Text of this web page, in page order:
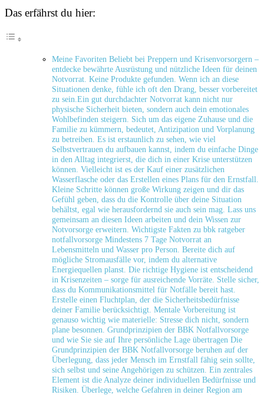
Das erfährst du hier:
Meine⁤ Favoriten Beliebt bei⁣ Preppern⁢ und Krisenvorsorgern –
entdecke bewährte Ausrüstung und nützliche Ideen für deinen
Notvorrat. Keine Produkte gefunden. Wenn ich an diese
Situationen denke, fühle ich oft den Drang, besser vorbereitet
‍zu sein.Ein gut durchdachter Notvorrat kann nicht nur
physische‌ Sicherheit bieten, sondern auch dein emotionales‍
Wohlbefinden ⁢steigern. Sich um das eigene⁢ Zuhause und die
Familie zu kümmern, bedeutet, Antizipation und Vorplanung
zu betreiben. Es ist‍ erstaunlich ​zu sehen, wie viel
Selbstvertrauen du aufbauen kannst, indem du einfache Dinge
⁤in den Alltag integrierst, die⁢ dich in einer Krise unterstützen
‌können. Vielleicht ist es der Kauf einer zusätzlichen
Wasserflasche oder das Erstellen eines Plans für den Ernstfall.
​Kleine Schritte können große Wirkung zeigen und dir das
Gefühl geben, dass du ‍die Kontrolle über deine Situation
behältst, egal wie herausfordernd sie ‌auch sein mag. Lass uns
gemeinsam an diesen⁤ Ideen arbeiten und dein ⁣Wissen zur
Notvorsorge erweitern. Wichtigste Fakten zu bbk ratgeber
⁣notfallvorsorge Mindestens 7 Tage‍ Notvorrat⁢ an
Lebensmitteln und Wasser pro Person. Bereite dich​ auf
‌mögliche Stromausfälle vor, indem du alternative
Energiequellen planst. Die richtige Hygiene ist entscheidend
in Krisenzeiten – ​sorge für ausreichende Vorräte. Stelle sicher,
dass du Kommunikationsmittel für Notfälle bereit​ hast.
Erstelle ⁤einen Fluchtplan,‍ der die Sicherheitsbedürfnisse
deiner Familie berücksichtigt. Mentale Vorbereitung ist
genauso wichtig wie materielle: Stresse dich nicht, sondern
plane besonnen. Grundprinzipien der BBK Notfallvorsorge
und wie Sie sie auf Ihre persönliche Lage übertragen Die
Grundprinzipien der BBK Notfallvorsorge beruhen auf der
Überlegung, dass jeder Mensch im Ernstfall‍ fähig sein sollte,
sich selbst und seine Angehörigen zu schützen. Ein​ zentrales
Element ist die Analyze deiner individuellen Bedürfnisse und‍
Risiken. Überlege, welche Gefahren in deiner Region am